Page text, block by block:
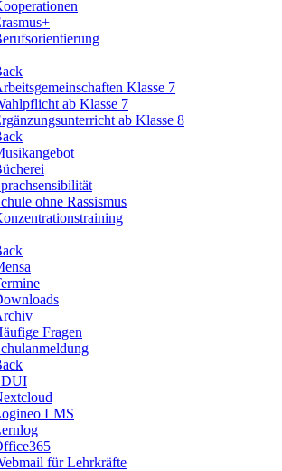
Klasse 7
ab Klasse 7
ab Klasse 8
ohne Rassismus
Fragen
LMS
für Lehrkräfte